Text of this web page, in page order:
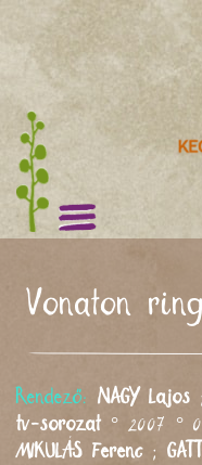
Vonaton
Rendező: NAGYLajos
tv-sorozat° 2007 °
MIKULÁS Ferenc ;